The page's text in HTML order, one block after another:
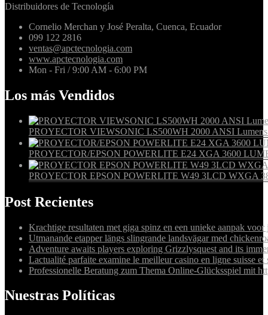
Distribuidores de Tecnología
Cornelio Merchan y José Peralta, Cuenca, Ecuador
099 122 2816
ventas@apctecnologia.com
www.apctecnologia.com
Mon - Fri / 9:00 AM - 6:00 PM
Los más Vendidos
PROYECTOR VIEWSONIC LS500WH 2000 ANSI
PROYECTOR/EPSON POWERLITE E24 XGA 3600
PROYECTOR EPSON POWERLITE W49 3LCD WXGA
Post Recientes
Krachtige resultaten met giga spinz en een unieke aanpak
Utmanande etapper längs slingrande landsvägar med
Adventure awaits players exploring Grizzlysquest and its
Lactualité parfaite examine le meilleur casino en ligne suisse et
Professionelle Beratung zum Thema Online-Glücksspiel mit
Nuestras Políticas